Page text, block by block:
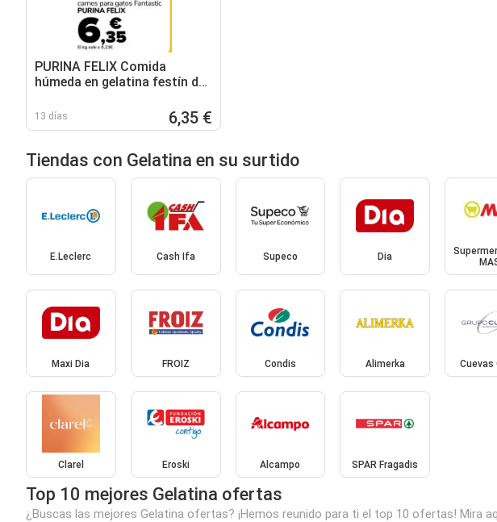
PURINA FELIX Comida
húmeda en gelatina festín del
para gatos Fantastic
13 días 6,35 €
Tiendas con Gelatina en su surtido
E.Leclerc Cash Ifa Supeco Dia
Maxi Dia FROIZ Condis Alimerka Cuevas
Clarel Eroski Alcampo SPAR Fragadis
Top 10 mejores Gelatina ofertas
¿Buscas las mejores Gelatina ofertas? ¡Hemos reunido para ti el top 10 ofertas! Mira